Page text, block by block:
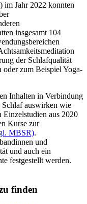
im Jahr 2022 konnten
insgesamt 104
der Schlafqualität
oder zum Beispiel Yoga-
Inhalten in Verbindung
auswirken wie
Einzelstudien aus 2020
Kurse zur
MBSR).
und
und auch ein
festgestellt werden.
finden